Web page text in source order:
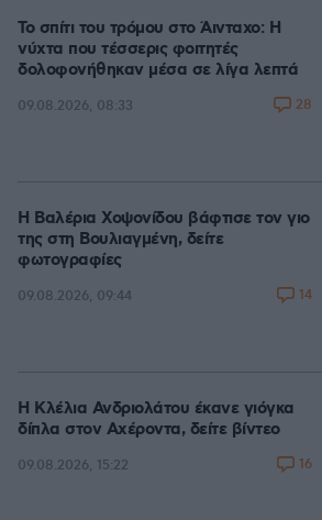
Το σπίτι του τρόμου στο Άινταχο: Η
νύχτα που τέσσερις φοιτητές
δολοφονήθηκαν μέσα σε λίγα λεπτά
09.08.2026, 08:33 28
Η Βαλέρια Χοψονίδου βάφτισε τον γιο
της στη Βουλιαγμένη, δείτε
φωτογραφίες
09.08.2026, 09:44 14
Η Κλέλια Ανδριολάτου έκανε γιόγκα
δίπλα στον Αχέροντα, δείτε βίντεο
09.08.2026, 15:22 16